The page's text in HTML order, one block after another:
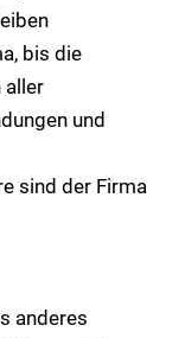
bis die
aller
und
sind der Firma
anderes